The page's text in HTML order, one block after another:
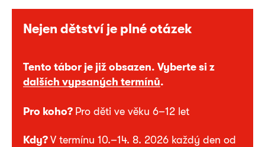
Nejen dětství je plné otázek
Tento tábor je již obsazen. Vyberte si z
dalších vypsaných termínů.
Pro koho? Pro děti ve věku 6–12 let
Kdy?V termínu 10.–14. 8. 2026 každý den od